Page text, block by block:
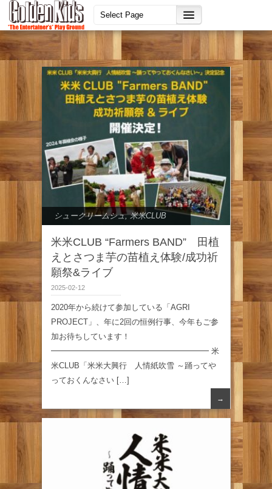
シュークリームシュ,米米CLUB
米米CLUB “Farmers BAND” 田植
えとさつま芋の苗植え体験/成功祈
願祭&ライブ
2025-02-12
2020年から続けて参加している「AGRI
PROJECT」、年に2回の恒例行事、今年もご参
加お待ちしています！
━━━━━━━━━━━━━━━━━━━━ 米
米CLUB「米米大興行 人情紙吹雪 ～踊ってや
っておくんなさい […]
→